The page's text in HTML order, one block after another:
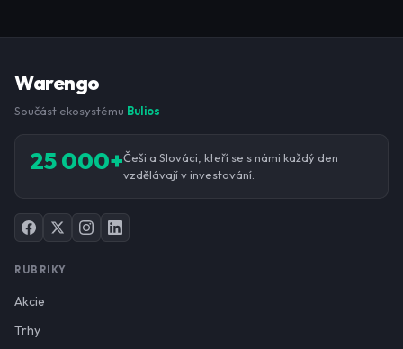
Warengo
Součást ekosystému Bulios
25 000+Češi a Slováci, kteří se s námi každý den
vzdělávají v investování.
RUBRIKY
Akcie
Trhy